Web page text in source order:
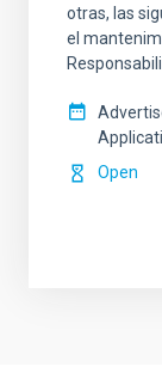
otras, las
el
Open